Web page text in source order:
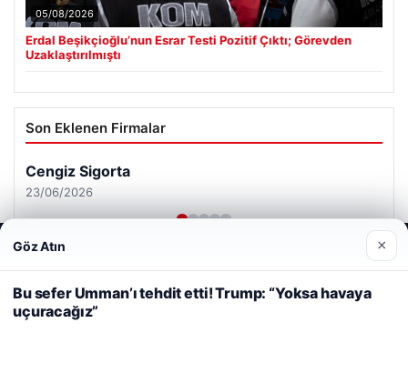
05/08/2026
Erdal Beşikçioğlu’nun Esrar Testi Pozitif Çıktı; Görevden
Uzaklaştırılmıştı
Son Eklenen Firmalar
Cengiz Sigorta
23/06/2026
Web sitemizi nasıl kullandığınızı daha iyi anlayabilmek,
deneyiminizi kişiselleştirmek ve geliştirmek amacıyla çerezler
kullanıyoruz.
Çerez Politikamız
Reddet
Göz Atın ×
Bu sefer Umman’ı tehdit etti! Trump: “Yoksa havaya
uçuracağız”